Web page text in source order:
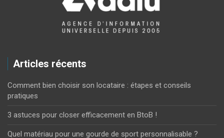
Articles récents
Comment bien choisir son locataire : étapes et conseils
pratiques
3 astuces pour closer efficacement en BtoB !
Quel matériau pour une gourde de sport personnalisable ?